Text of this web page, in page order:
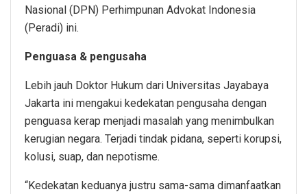
Nasional (DPN) Perhimpunan Advokat Indonesia
(Peradi) ini.
Penguasa & pengusaha
Lebih jauh Doktor Hukum dari Universitas Jayabaya
Jakarta ini mengakui kedekatan pengusaha dengan
penguasa kerap menjadi masalah yang menimbulkan
kerugian negara. Terjadi tindak pidana, seperti korupsi,
kolusi, suap, dan nepotisme.
“Kedekatan keduanya justru sama-sama dimanfaatkan